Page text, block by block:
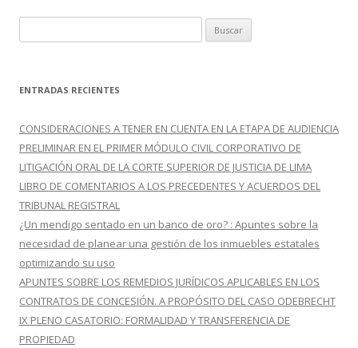
o
k
ti
r
u
c
r
:
ENTRADAS RECIENTES
CONSIDERACIONES A TENER EN CUENTA EN LA ETAPA DE AUDIENCIA
PRELIMINAR EN EL PRIMER MÓDULO CIVIL CORPORATIVO DE
LITIGACIÓN ORAL DE LA CORTE SUPERIOR DE JUSTICIA DE LIMA
LIBRO DE COMENTARIOS A LOS PRECEDENTES Y ACUERDOS DEL
TRIBUNAL REGISTRAL
¿Un mendigo sentado en un banco de oro? : Apuntes sobre la
necesidad de planear una gestión de los inmuebles estatales
optimizando su uso
APUNTES SOBRE LOS REMEDIOS JURÍDICOS APLICABLES EN LOS
CONTRATOS DE CONCESIÓN. A PROPÓSITO DEL CASO ODEBRECHT
IX PLENO CASATORIO: FORMALIDAD Y TRANSFERENCIA DE
PROPIEDAD